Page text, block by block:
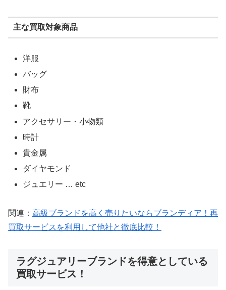
主な買取対象商品
洋服
バッグ
財布
靴
アクセサリー・小物類
時計
貴金属
ダイヤモンド
ジュエリー … etc
関連： 高級ブランドを高く売りたいならブランディア！再
買取サービスを利用して他社と徹底比較！
ラグジュアリーブランドを得意としている
買取サービス！